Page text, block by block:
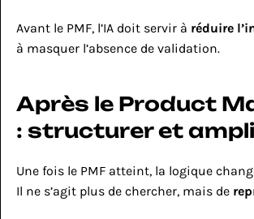
Avant le PMF, l’IA doit servir à réduire
à masquer l’absence de validation.
Après le Product
: structurer et
Une fois le PMF atteint, la logique
Il ne s’agit plus de chercher, mais de